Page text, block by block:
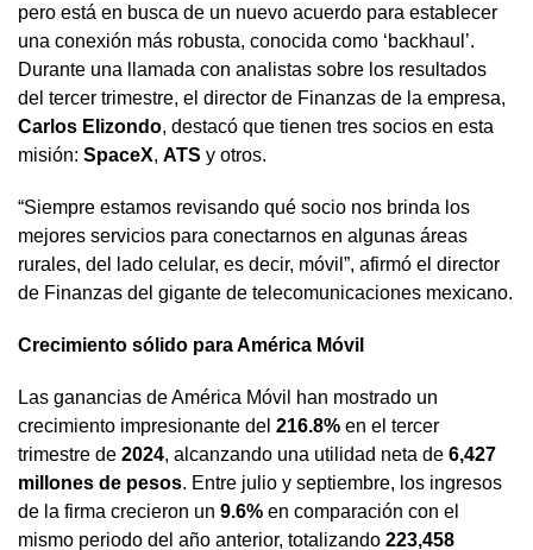
pero está en busca de un nuevo acuerdo para establecer
una conexión más robusta, conocida como ‘backhaul’.
Durante una llamada con analistas sobre los resultados
del tercer trimestre, el director de Finanzas de la empresa,
Carlos Elizondo, destacó que tienen tres socios en esta
misión: SpaceX, ATS y otros.
“Siempre estamos revisando qué socio nos brinda los
mejores servicios para conectarnos en algunas áreas
rurales, del lado celular, es decir, móvil”, afirmó el director
de Finanzas del gigante de telecomunicaciones mexicano.
Crecimiento sólido para América Móvil
Las ganancias de América Móvil han mostrado un
crecimiento impresionante del 216.8% en el tercer
trimestre de 2024, alcanzando una utilidad neta de 6,427
millones de pesos. Entre julio y septiembre, los ingresos
de la firma crecieron un 9.6% en comparación con el
mismo periodo del año anterior, totalizando 223,458